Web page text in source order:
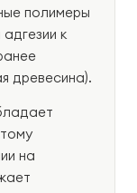
полимеры
к
древесина).
на